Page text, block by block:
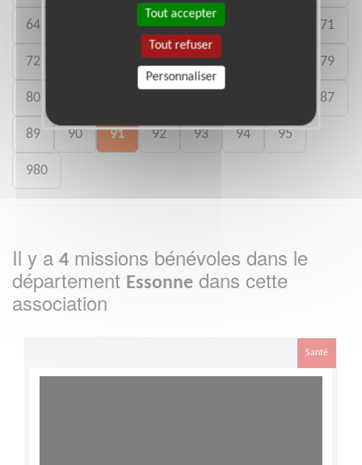
64 67 68 71
72 75 76 79
80 87
89 90 91 92 93 94 95
980
Il y a 4 missions bénévoles dans le
département Essonne dans cette
association
Santé
Tout accepter
Tout refuser
Personnaliser